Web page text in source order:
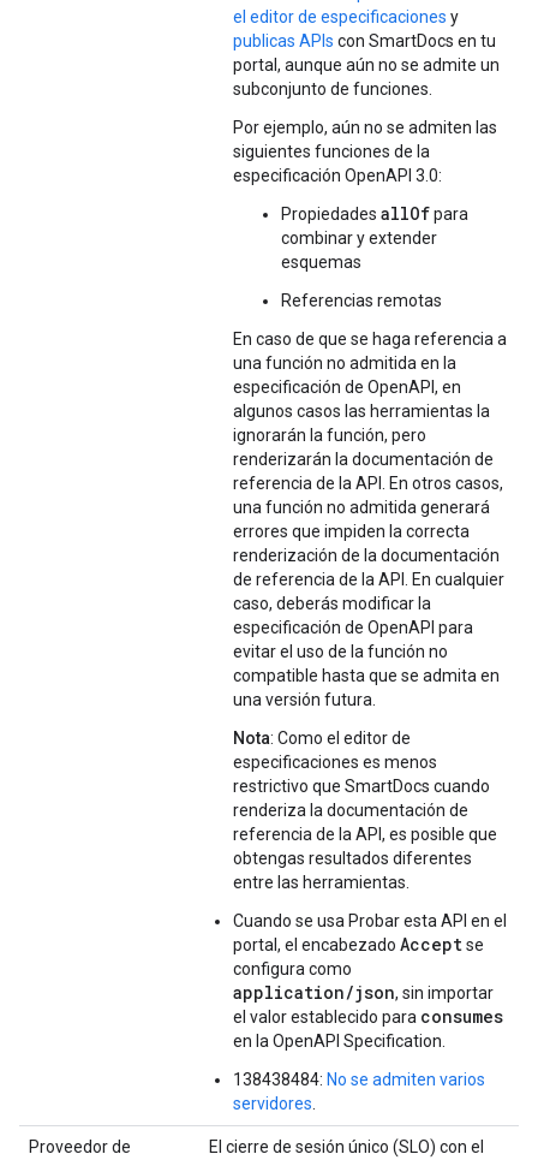
el editor de especificaciones y
publicas APIs con SmartDocs en tu
portal, aunque aún no se admite un
subconjunto de funciones.
Por ejemplo, aún no se admiten las
siguientes funciones de la
especificación OpenAPI 3.0:
Propiedades allOfpara
combinar y extender
esquemas
Referencias remotas
En caso de que se haga referencia a
una función no admitida en la
especificación de OpenAPI, en
algunos casos las herramientas la
ignorarán la función, pero
renderizarán la documentación de
referencia de la API. En otros casos,
una función no admitida generará
errores que impiden la correcta
renderización de la documentación
de referencia de la API. En cualquier
caso, deberás modificar la
especificación de OpenAPI para
evitar el uso de la función no
compatible hasta que se admita en
una versión futura.
Nota: Como el editor de
especificaciones es menos
restrictivo que SmartDocs cuando
renderiza la documentación de
referencia de la API, es posible que
obtengas resultados diferentes
entre las herramientas.
Cuando se usa Probar esta API en el
portal, el encabezado Acceptse
configura como
application/json, sin importar
el valor establecido para consumes
en la OpenAPI Specification.
138438484: No se admiten varios
servidores
Proveedor de
El cierre de sesión único (SLO) con el